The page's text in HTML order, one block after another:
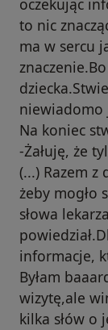
oczekując
to nic
ma w sercu
niewiadomo
Na koniec
-Żałuję, że
(...) Razem
żeby mogło
słowa
informacje,
Byłam
wizytę,ale
kilka słów o